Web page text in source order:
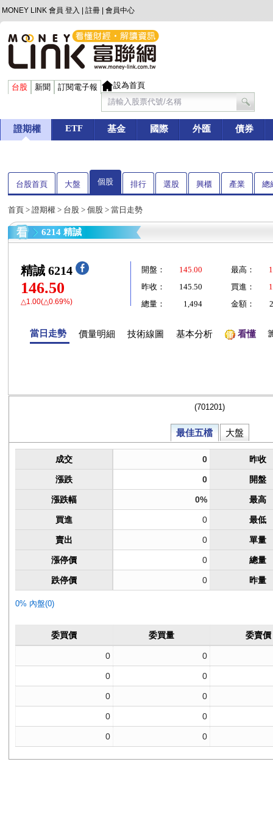
MONEY LINK 會員 登入 註冊 會員中心
台股 新聞 訂閱電子報 設為首頁
證期權 ETF 基金 國際 外匯 債券
台股首頁 大盤 個股 排行 選股 興櫃 產業 總
首頁 > 證期權 > 台股 > 個股 > 當日走勢
6214 精誠
精誠 6214
146.50
△1.00(△0.69%)
開盤： 145.00 最高：
昨收：
145.50 買進：
總量：
1,494 金額：
當日走勢 價量明細 技術線圖 基本分析 看懂